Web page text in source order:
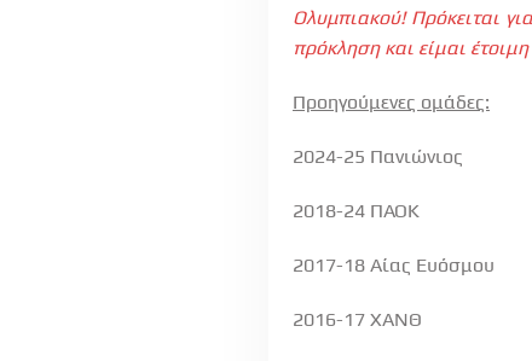
Ολυμπιακού! Πρόκειται
πρόκληση και είμαι
Προηγούμενες ομάδες:
2024-25 Πανιώνιος
2018-24 ΠΑΟΚ
2017-18 Αίας Ευόσμου
2016-17 ΧΑΝΘ